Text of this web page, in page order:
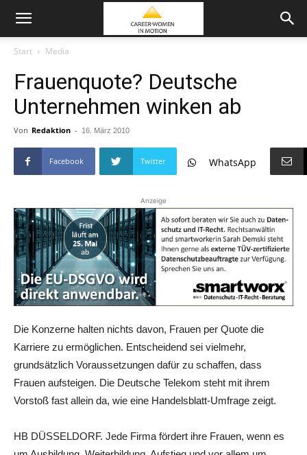
Start Media
Frauenquote? Deutsche
Unternehmen winken ab
Von Redaktion - 16. März 2010
Facebook Twitter WhatsApp
Anzeige
Die Konzerne halten nichts davon, Frauen per Quote die
Karriere zu ermöglichen. Entscheidend sei vielmehr,
grundsätzlich Voraussetzungen dafür zu schaffen, dass
Frauen aufsteigen. Die Deutsche Telekom steht mit ihrem
Vorstoß fast allein da, wie eine Handelsblatt-Umfrage zeigt.
HB DÜSSELDORF. Jede Firma fördert ihre Frauen, wenn es